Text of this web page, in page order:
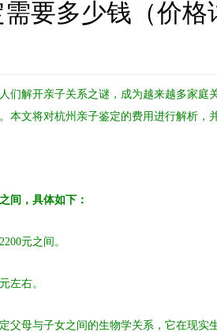
要多少钱（价格
们解开亲子关系之谜，成为越来越多家
本文将对杭州亲子鉴定的费用进行解析，
间，具体如下：
元之间。
左右。
父母与子女之间的生物学关系，它在现